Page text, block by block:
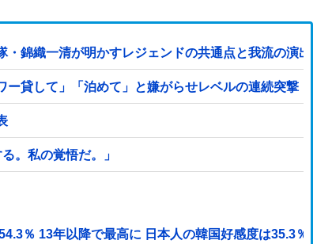
錦織一清が明かすレジェンドの共通点と我流の演出論
貸して」「泊めて」と嫌がらせレベルの連続突撃！
。私の覚悟だ。」
％ 13年以降で最高に 日本人の韓国好感度は35.3％